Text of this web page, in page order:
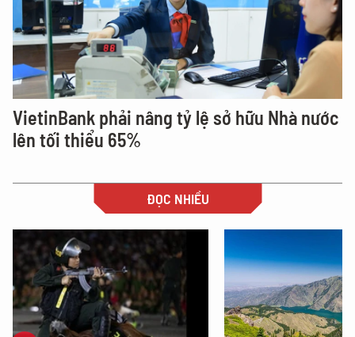
VietinBank phải nâng tỷ lệ sở hữu Nhà nước
lên tối thiểu 65%
ĐỌC NHIỀU